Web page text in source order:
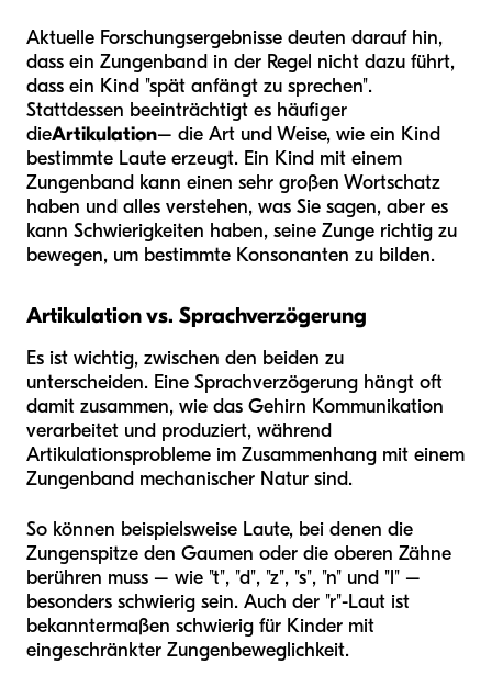
Aktuelle Forschungsergebnisse deuten darauf hin,
dass ein Zungenband in der Regel nicht dazu führt,
dass ein Kind "spät anfängt zu sprechen".
Stattdessen beeinträchtigt es häufiger
dieArtikulation– die Art und Weise, wie ein Kind
bestimmte Laute erzeugt. Ein Kind mit einem
Zungenband kann einen sehr großen Wortschatz
haben und alles verstehen, was Sie sagen, aber es
kann Schwierigkeiten haben, seine Zunge richtig zu
bewegen, um bestimmte Konsonanten zu bilden.
Artikulation vs. Sprachverzögerung
Es ist wichtig, zwischen den beiden zu
unterscheiden. Eine Sprachverzögerung hängt oft
damit zusammen, wie das Gehirn Kommunikation
verarbeitet und produziert, während
Artikulationsprobleme im Zusammenhang mit einem
Zungenband mechanischer Natur sind.
So können beispielsweise Laute, bei denen die
Zungenspitze den Gaumen oder die oberen Zähne
berühren muss – wie "t", "d", "z", "s", "n" und "l" –
besonders schwierig sein. Auch der "r"-Laut ist
bekanntermaßen schwierig für Kinder mit
eingeschränkter Zungenbeweglichkeit.